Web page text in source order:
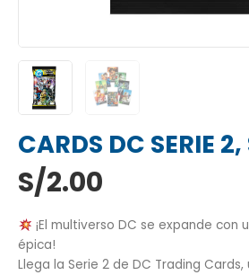
CARDS DC SERIE 2,
S/2.00
¡El multiverso DC se expande con
épica!
Llega la Serie 2 de DC Trading Cards,